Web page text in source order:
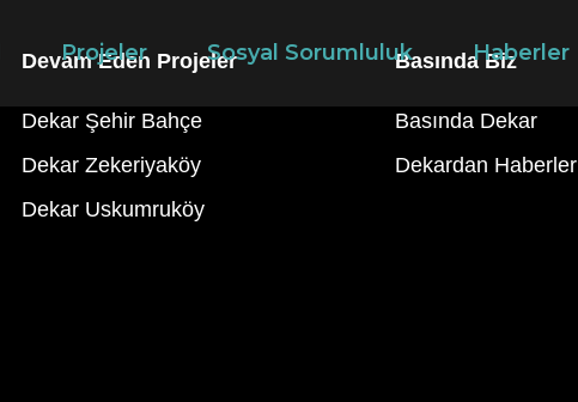
Projeler Sosyal Sorumluluk Haberler
Devam Eden Projeler
Dekar Şehir Bahçe
Dekar Zekeriyaköy
Dekar Uskumruköy
Basında Biz
Basında Dekar
Dekardan Haberler